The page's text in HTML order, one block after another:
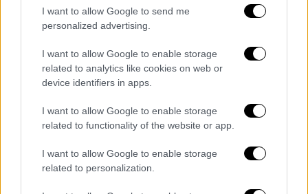
I want to allow Google to send me
personalized advertising.
I want to allow Google to enable storage
related to analytics like cookies on web or
device identifiers in apps.
I want to allow Google to enable storage
related to functionality of the website or app.
I want to allow Google to enable storage
related to personalization.
Σαρωτικές αλλαγές στη νέα κυβέρνηση
Ερντογάν: Ο αρχηγός της ΜΙΤ νέος ΥΠΕΞ,